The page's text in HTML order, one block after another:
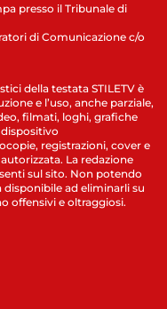
presso il Tribunale di
di Comunicazione c/o
della testata STILETV è
e l’uso, anche parziale,
filmati, loghi, grafiche
registrazioni, cover e
La redazione
sul sito. Non potendo
ad eliminarli su
offensivi e oltraggiosi.